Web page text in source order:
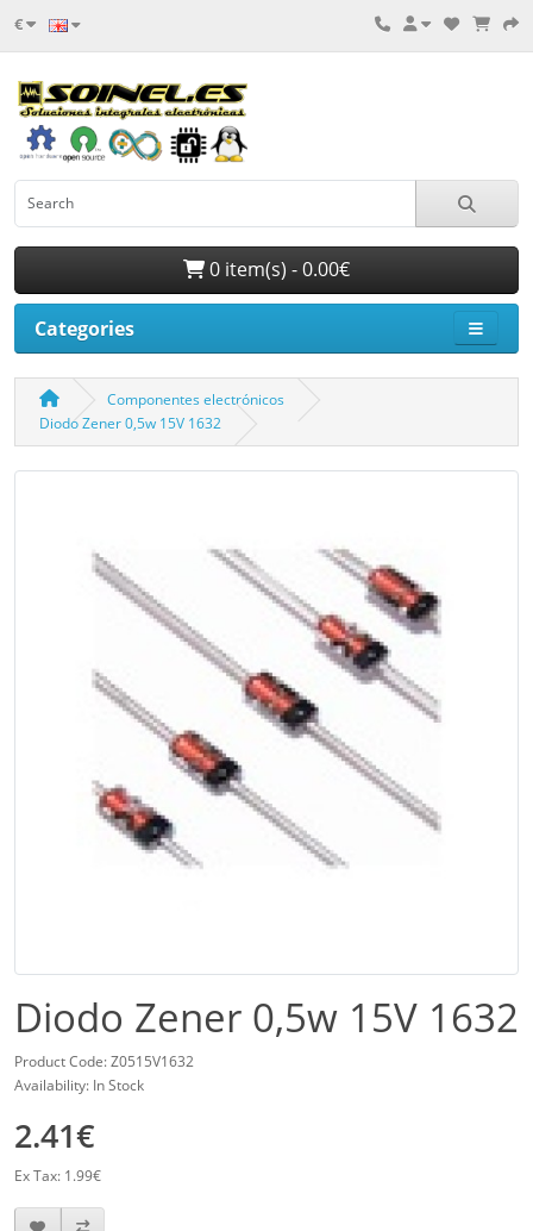
€
0 item(s) - 0.00€
Categories
Componentes electrónicos
Diodo Zener 0,5w 15V 1632
Diodo Zener 0,5w 15V 1632
Product Code: Z0515V1632
Availability: In Stock
2.41€
Ex Tax: 1.99€